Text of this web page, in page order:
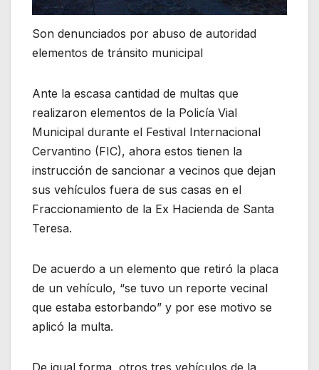
Son denunciados por abuso de autoridad
elementos de tránsito municipal
Ante la escasa cantidad de multas que
realizaron elementos de la Policía Vial
Municipal durante el Festival Internacional
Cervantino (FIC), ahora estos tienen la
instrucción de sancionar a vecinos que dejan
sus vehículos fuera de sus casas en el
Fraccionamiento de la Ex Hacienda de Santa
Teresa.
De acuerdo a un elemento que retiró la placa
de un vehículo, “se tuvo un reporte vecinal
que estaba estorbando” y por ese motivo se
aplicó la multa.
De igual forma, otros tres vehículos de la